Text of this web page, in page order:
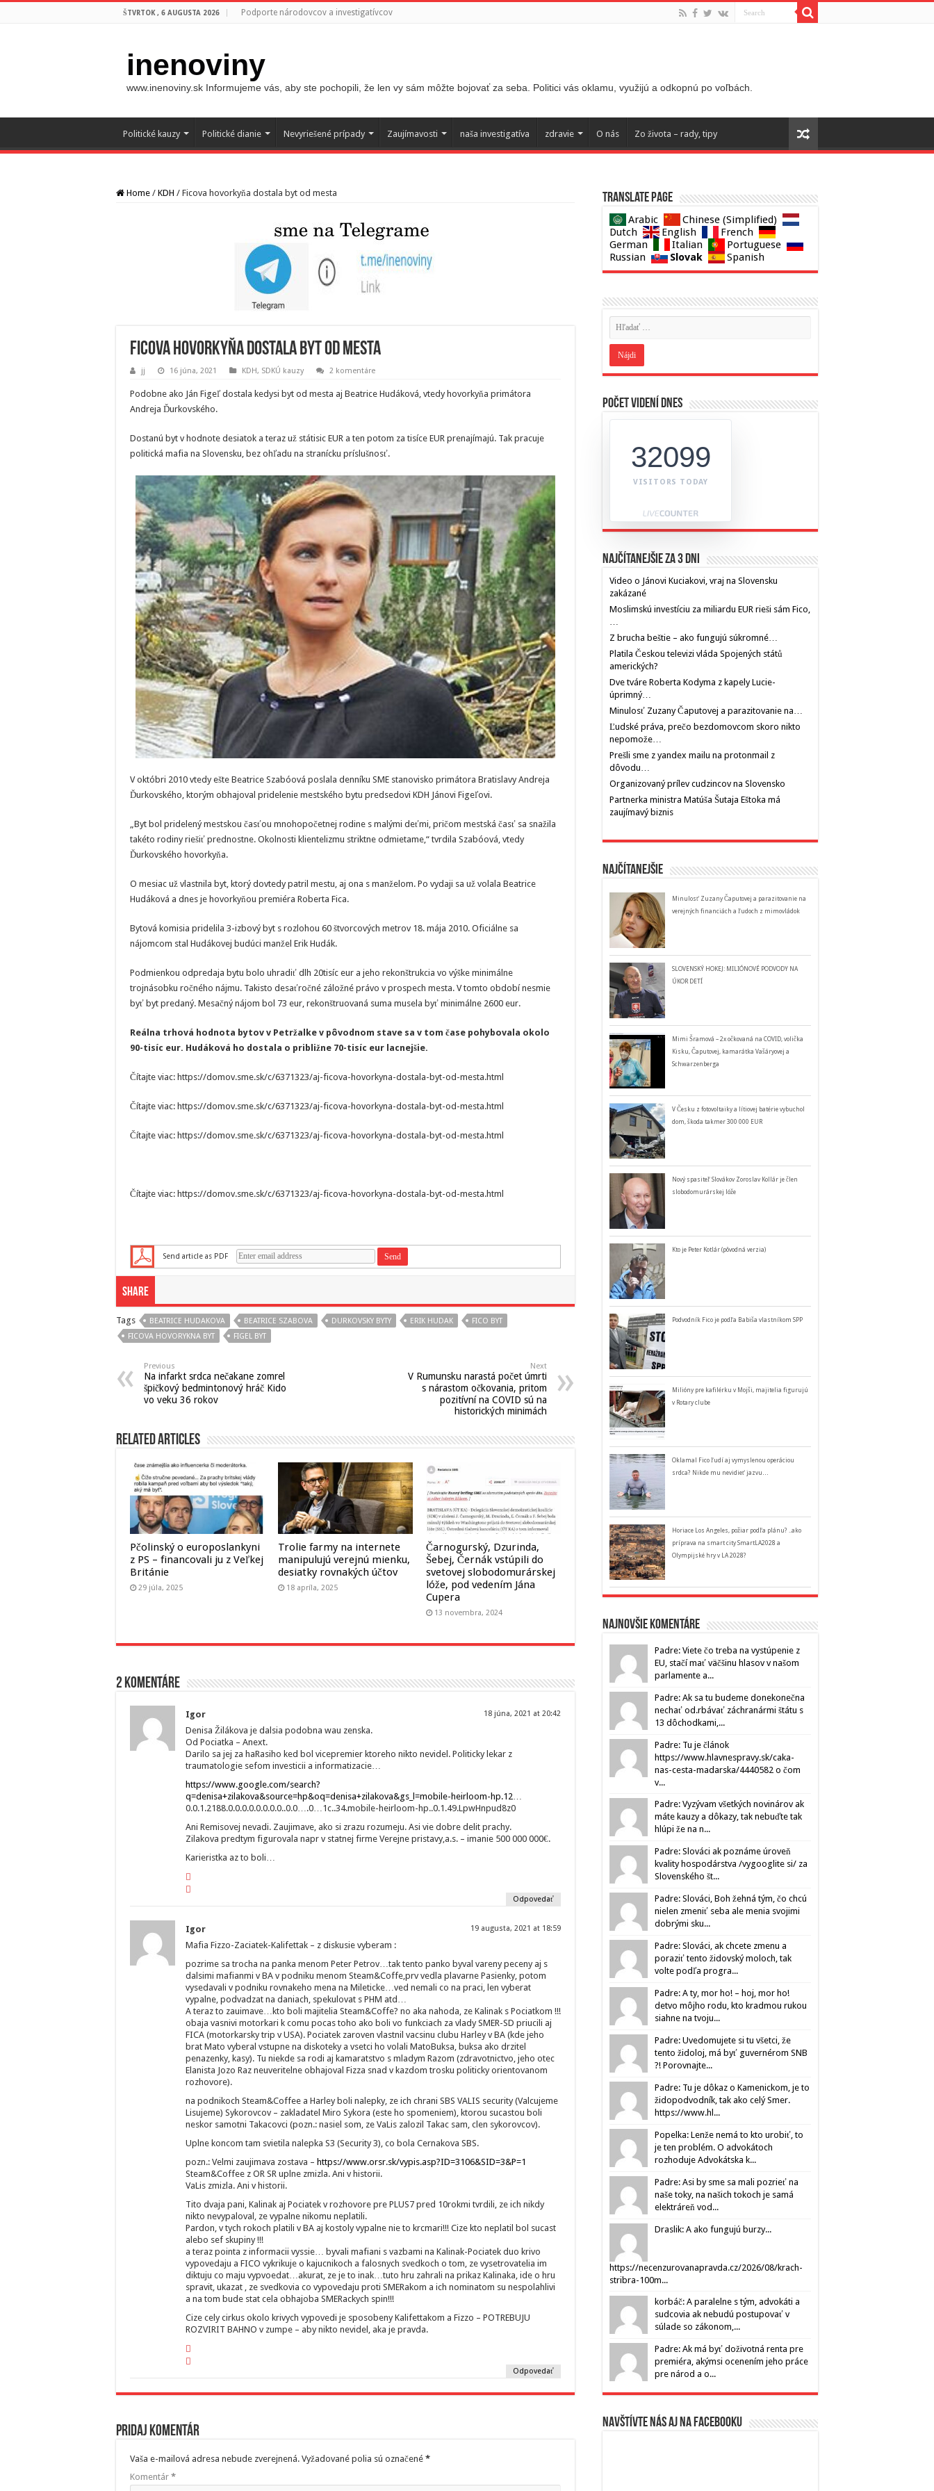
ŠTVRTOK , 6 AUGUSTA 2026 Podporte národovcov a investigatívcov
inenoviny
www.inenoviny.sk Informujeme vás, aby ste pochopili, že len vy sám môžte bojovať za seba. Politici vás oklamu, využijú a odkopnú po voľbách.
Politické kauzy Politické dianie Nevyriešené prípady Zaujímavosti naša investigatíva zdravie O nás Zo života – rady, tipy
Home / KDH / Ficova hovorkyňa dostala byt od mesta
Ficova hovorkyňa dostala byt od mesta
jj 16 júna, 2021 KDH, SDKÚ kauzy 2 komentáre
Podobne ako Ján Figeľ dostala kedysi byt od mesta aj Beatrice Hudáková, vtedy hovorkyňa primátora
Andreja Ďurkovského.
Dostanú byt v hodnote desiatok a teraz už státisic EUR a ten potom za tisíce EUR prenajímajú. Tak pracuje
politická mafia na Slovensku, bez ohľadu na stranícku príslušnosť.
V októbri 2010 vtedy ešte Beatrice Szabóová poslala denníku SME stanovisko primátora Bratislavy Andreja
Ďurkovského, ktorým obhajoval pridelenie mestského bytu predsedovi KDH Jánovi Figeľovi.
„Byt bol pridelený mestskou časťou mnohopočetnej rodine s malými deťmi, pričom mestská časť sa snažila
takéto rodiny riešiť prednostne. Okolnosti klientelizmu striktne odmietame,“ tvrdila Szabóová, vtedy
Ďurkovského hovorkyňa.
O mesiac už vlastnila byt, ktorý dovtedy patril mestu, aj ona s manželom. Po vydaji sa už volala Beatrice
Hudáková a dnes je hovorkyňou premiéra Roberta Fica.
Bytová komisia pridelila 3-izbový byt s rozlohou 60 štvorcových metrov 18. mája 2010. Oficiálne sa
nájomcom stal Hudákovej budúci manžel Erik Hudák.
Podmienkou odpredaja bytu bolo uhradiť dlh 20­tisíc eur a jeho rekonštrukcia vo výške minimálne
trojnásobku ročného nájmu. Takisto desaťročné záložné právo v prospech mesta. V tomto období nesmie
byť byt predaný. Mesačný nájom bol 73 eur, rekonštruovaná suma musela byť minimálne 2600 eur.
Reálna trhová hodnota bytov v Petržalke v pôvodnom stave sa v tom čase pohybovala okolo
90-tisíc eur. Hudáková ho dostala o približne 70-tisíc eur lacnejšie.
Čítajte viac: https://domov.sme.sk/c/6371323/aj-ficova-hovorkyna-dostala-byt-od-mesta.html
Čítajte viac: https://domov.sme.sk/c/6371323/aj-ficova-hovorkyna-dostala-byt-od-mesta.html
Čítajte viac: https://domov.sme.sk/c/6371323/aj-ficova-hovorkyna-dostala-byt-od-mesta.html
Čítajte viac: https://domov.sme.sk/c/6371323/aj-ficova-hovorkyna-dostala-byt-od-mesta.html
Send article as PDF
Share
Tags BEATRICE HUDAKOVA BEATRICE SZABOVA DURKOVSKY BYTY ERIK HUDAK
FICO BYT
FICOVA HOVORYKNA BYT
FIGEL BYT
Previous
Na infarkt srdca nečakane zomrel
špičkový bedmintonový hráč Kido
vo veku 36 rokov
Next
V Rumunsku narastá počet úmrti
s nárastom očkovania, pritom
pozitívní na COVID sú na
historických minimách
Related Articles
Pčolinský o europoslankyni
z PS – financovali ju z Veľkej
Británie
29 júla, 2025
Trolie farmy na internete
manipulujú verejnú mienku,
desiatky rovnakých účtov
18 apríla, 2025
Čarnogurský, Dzurinda,
Šebej, Černák vstúpili do
svetovej slobodomurárskej
lóže, pod vedením Jána
Cupera
13 novembra, 2024
2 komentáre
Igor 18 júna, 2021 at 20:42
Denisa Žilákova je dalsia podobna wau zenska.
Od Pociatka – Anext.
Darilo sa jej za haRasiho ked bol vicepremier ktoreho nikto nevidel. Politicky lekar z
traumatologie sefom investicii a informatizacie…
https://www.google.com/search?
q=denisa+zilakova&source=hp&oq=denisa+zilakova&gs_l=mobile-heirloom-hp.12…
0.0.1.2188.0.0.0.0.0.0.0.0..0.0….0…1c..34.mobile-heirloom-hp..0.1.49.LpwHnpud8z0
Ani Remisovej nevadi. Zaujimave, ako si zrazu rozumeju. Asi vie dobre delit prachy.
Zilakova predtym figurovala napr v statnej firme Verejne pristavy,a.s. – imanie 500 000 000€.
Karieristka az to boli…
Odpovedať
Igor 19 augusta, 2021 at 18:59
Mafia Fizzo-Zaciatek-Kalifettak – z diskusie vyberam :
pozrime sa trocha na panka menom Peter Petrov…tak tento panko byval vareny peceny aj s
dalsimi mafianmi v BA v podniku menom Steam&Coffe,prv vedla plavarne Pasienky, potom
vysedavali v podniku rovnakeho mena na Mileticke…ved nemali co na praci, len vyberat
vypalne, podvadzat na daniach, spekulovat s PHM atd…
A teraz to zauimave…kto boli majitelia Steam&Coffe? no aka nahoda, ze Kalinak s Pociatkom !!!
obaja vasnivi motorkari k comu pocas toho ako boli vo funkciach za vlady SMER-SD priucili aj
FICA (motorkarsky trip v USA). Pociatek zaroven vlastnil vacsinu clubu Harley v BA (kde jeho
brat Mato vyberal vstupne na diskoteky a vsetci ho volali MatoBuksa, buksa ako drzitel
penazenky, kasy). Tu niekde sa rodi aj kamaratstvo s mladym Razom (zdravotnictvo, jeho otec
Elanista Jozo Raz neuveritelne obhajoval Fizza snad v kazdom trosku politicky orientovanom
rozhovore).
na podnikoch Steam&Coffee a Harley boli nalepky, ze ich chrani SBS VALIS security (Valcujeme
Lisujeme) Sykorovcov – zakladatel Miro Sykora (este ho spomeniem), ktorou sucastou boli
neskor samotni Takacovci (pozn.: nasiel som, ze VaLis zalozil Takac sam, clen sykorovcov).
Uplne koncom tam svietila nalepka S3 (Security 3), co bola Cernakova SBS.
pozn.: Velmi zaujimava zostava – https://www.orsr.sk/vypis.asp?ID=3106&SID=3&P=1
Steam&Coffee z OR SR uplne zmizla. Ani v historii.
VaLis zmizla. Ani v historii.
Tito dvaja pani, Kalinak aj Pociatek v rozhovore pre PLUS7 pred 10rokmi tvrdili, ze ich nikdy
nikto nevypaloval, ze vypalne nikomu neplatili.
Pardon, v tych rokoch platili v BA aj kostoly vypalne nie to krcmari!!! Cize kto neplatil bol sucast
alebo sef skupiny !!!
a teraz pointa z informacii vyssie… byvali mafiani s vazbami na Kalinak-Pociatek duo krivo
vypovedaju a FICO vykrikuje o kajucnikoch a falosnych svedkoch o tom, ze vysetrovatelia im
diktuju co maju vypvoedat…akurat, ze je to inak…tuto hru zahrali na prikaz Kalinaka, ide o hru
spravit, ukazat , ze svedkovia co vypovedaju proti SMERakom a ich nominatom su nespolahlivi
a na tom bude stat cela obhajoba SMERackych spin!!!
Cize cely cirkus okolo krivych vypovedi je sposobeny Kalifettakom a Fizzo – POTREBUJU
ROZVIRIT BAHNO v zumpe – aby nikto nevidel, aka je pravda.
Odpovedať
Pridaj komentár
Vaša e-mailová adresa nebude zverejnená. Vyžadované polia sú označené *
Komentár *
Translate page
Arabic
Chinese (Simplified)
Dutch
English
French
German
Italian
Portuguese
Russian
Slovak Spanish
Počet videní dnes
32099
VISITORS TODAY
Najčítanejšie za 3 dni
Video o Jánovi Kuciakovi, vraj na Slovensku
zakázané
Moslimskú investíciu za miliardu EUR rieši sám Fico,
…
Z brucha beštie – ako fungujú súkromné…
Platila Českou televizi vláda Spojených států
amerických?
Dve tváre Roberta Kodyma z kapely Lucie-
úprimný…
Minulosť Zuzany Čaputovej a parazitovanie na…
Ľudské práva, prečo bezdomovcom skoro nikto
nepomože…
Prešli sme z yandex mailu na protonmail z
dôvodu…
Organizovaný prílev cudzincov na Slovensko
Partnerka ministra Matúša Šutaja Eštoka má
zaujímavý biznis
Najčítanejšie
Minulosť Zuzany Čaputovej a parazitovanie na
verejných financiách a ľudoch z mimovládok
SLOVENSKÝ HOKEJ: MILIÓNOVÉ PODVODY NA
ÚKOR DETÍ
Mimi Šramová – 2x očkovaná na COVID, volička
Kisku, Čaputovej, kamarátka Vašáryovej a
Schwarzenberga
V Česku z fotovoltaiky a lítiovej batérie vybuchol
dom, škoda takmer 300 000 EUR
Nový spasiteľ Slovákov Zoroslav Kollár je člen
slobodomurárskej lóže
Kto je Peter Kotlár (pôvodná verzia)
Podvodník Fico je podľa Babiša vlastníkom SPP
Milióny pre kafilérku v Mojši, majitelia figurujú
v Rotary clube
Oklamal Fico ľudí aj vymyslenou operáciou
srdca? Nikde mu nevidieť jazvu…
Horiace Los Angeles, požiar podľa plánu? ..ako
príprava na smart city SmartLA2028 a
Olympijské hry v LA 2028?
Najnovšie komentáre
Padre: Viete čo treba na vystúpenie z
EU, stačí mať väčšinu hlasov v našom
parlamente a...
Padre: Ak sa tu budeme donekonečna
nechať od.rbávať záchranármi štátu s
13 dôchodkami,...
Padre: Tu je článok
https://www.hlavnespravy.sk/caka-
nas-cesta-madarska/4440582 o čom
v...
Padre: Vyzývam všetkých novinárov ak
máte kauzy a dôkazy, tak nebuďte tak
hlúpi že na n...
Padre: Slováci ak poznáme úroveň
kvality hospodárstva /vygooglite si/ za
Slovenského št...
Padre: Slováci, Boh žehná tým, čo chcú
nielen zmeniť seba ale menia svojimi
dobrými sku...
Padre: Slováci, ak chcete zmenu a
poraziť tento židovský moloch, tak
volte podľa progra...
Padre: A ty, mor ho! – hoj, mor ho!
detvo môjho rodu, kto kradmou rukou
siahne na tvoju...
Padre: Uvedomujete si tu všetci, že
tento židoloj, má byť guvernérom SNB
?! Porovnajte...
Padre: Tu je dôkaz o Kamenickom, je to
židopodvodník, tak ako celý Smer.
https://www.hl...
Popelka: Lenže nemá to kto urobiť, to
je ten problém. O advokátoch
rozhoduje Advokátska k...
Padre: Asi by sme sa mali pozrieť na
naše toky, na našich tokoch je samá
elektráreň vod...
Draslik: A ako fungujú burzy...
https://necenzurovanapravda.cz/2026/08/krach-
stribra-100m...
korbáč: A paralelne s tým, advokáti a
sudcovia ak nebudú postupovať v
súlade so zákonom,...
Padre: Ak má byť doživotná renta pre
premiéra, akýmsi ocenením jeho práce
pre národ a o...
Navštívte nás aj na Facebooku